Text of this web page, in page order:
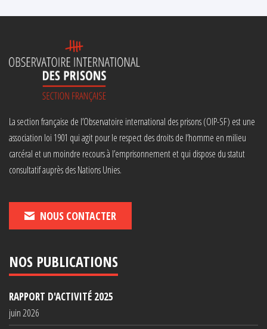
La section française de l’Observatoire international des prisons (OIP-SF) est une
association loi 1901 qui agit pour le respect des droits de l’homme en milieu
carcéral et un moindre recours à l’emprisonnement et qui dispose du statut
consultatif auprès des Nations Unies.
NOUS CONTACTER
NOS PUBLICATIONS
RAPPORT D'ACTIVITÉ 2025
juin 2026